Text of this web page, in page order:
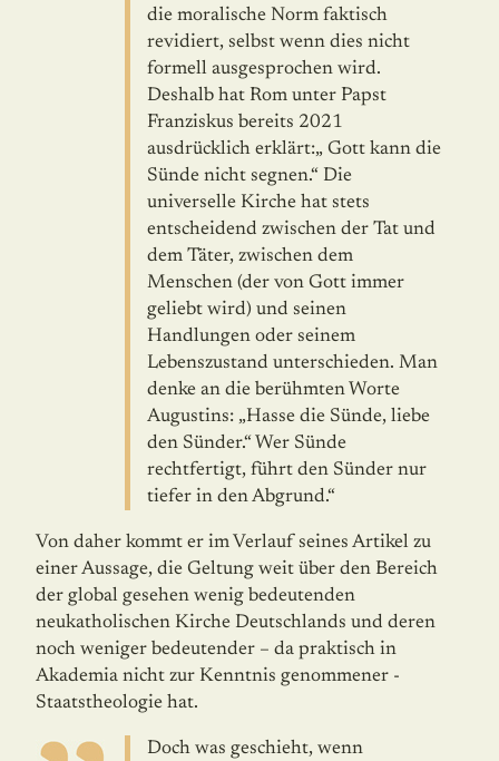
die moralische Norm faktisch
revidiert, selbst wenn dies nicht
formell ausge­spro­chen wird.
Deshalb hat Rom unter Papst
Franziskus bereits 2021
ausdrücklich erklärt:„ Gott kann die
Sünde nicht segnen.“ Die
universelle Kirche hat stets
entscheidend zwischen der Tat und
dem Täter, zwischen dem
Menschen (der von Gott immer
geliebt wird) und seinen
Handlungen oder seinem
Lebenszu­stand unterschieden. Man
denke an die berühmten Worte
Augustins: „Hasse die Sünde, liebe
den Sünder.“ Wer Sünde
rechtfertigt, führt den Sünder nur
tiefer in den Abgrund.“
Von daher kommt er im Verlauf seines Artikel zu
einer Aussage, die Geltung weit über den Bereich
der global gesehen wenig bedeutenden
neukatholischen Kirche Deutsch­lands und deren
noch weniger bedeutender – da praktisch in
Akademia nicht zur Kennt­nis genommener -
Staatstheologie hat.
Doch was geschieht, wenn